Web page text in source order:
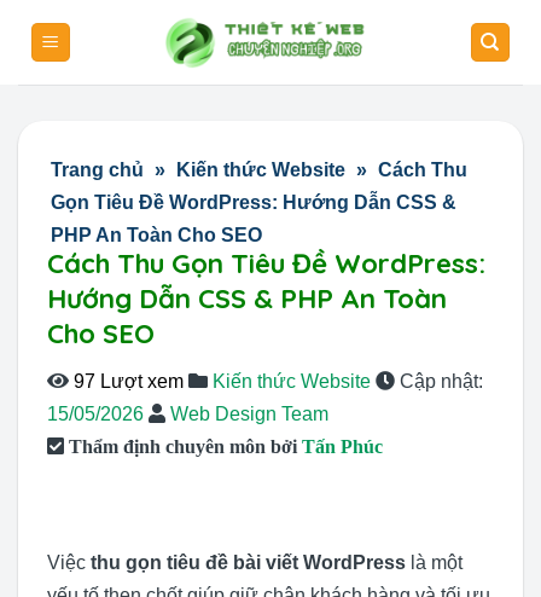
content
Trang chủ » Kiến thức Website » Cách Thu
Gọn Tiêu Đề WordPress: Hướng Dẫn CSS &
PHP An Toàn Cho SEO
Cách Thu Gọn Tiêu Đề WordPress:
Hướng Dẫn CSS & PHP An Toàn
Cho SEO
97 Lượt xem Kiến thức Website
Cập nhật:
15/05/2026
Web Design Team
Thẩm định chuyên môn bởi Tấn Phúc
Việc thu gọn tiêu đề bài viết WordPress là một